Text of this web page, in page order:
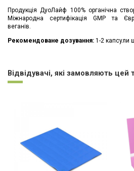
Продукція ДуоЛайф 100% органічна
Міжнародна сертифікація GMP та
веганів.
Рекомендоване дозування: 1-2 капсули
Відвідувачі, які замовляють